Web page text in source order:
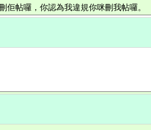
佢帖囉，你認為我違規你咪刪我帖囉。